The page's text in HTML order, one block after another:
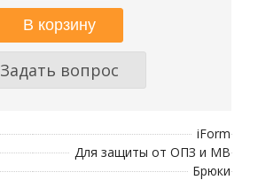
Задать вопрос
iForm
Для защиты от ОПЗ и МВ
Брюки